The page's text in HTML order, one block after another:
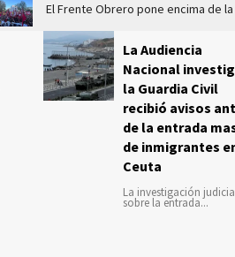
El Frente Obrero pone encima de
La Audiencia
Nacional
la Guardia Civil
recibió avisos
de la entrada
de inmigrantes
Ceuta
La investigación
sobre la entrada...